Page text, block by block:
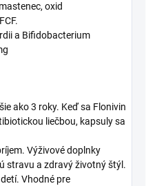
oxid
a Bifidobacterium
ako 3 roky. Keď sa Flonivin
liečbou, kapsuly sa
Výživové doplnky
stravu a zdravý životný štýl.
Vhodné pre